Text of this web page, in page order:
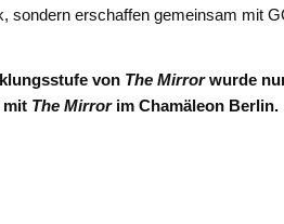
sondern erschaffen gemeinsam mit
von The Mirrorwurde
mit The Mirrorim Chamäleon Berlin.